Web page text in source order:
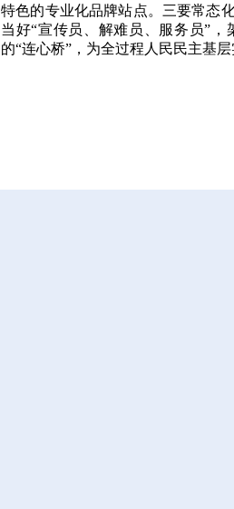
特色的专业化品牌站点。三要常态
当好“宣传员、解难员、服务员”
的“连心桥”，为全过程人民民主基